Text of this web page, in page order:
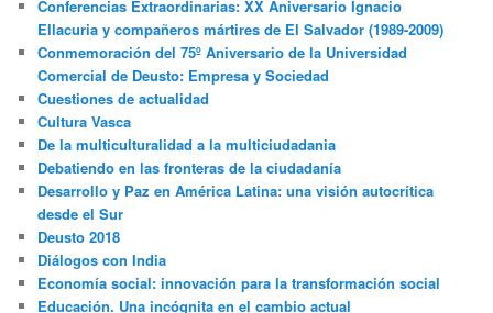
Conferencias Extraordinarias: XX Aniversario Ignacio
Ellacuria y compañeros mártires de El Salvador (1989-2009)
Conmemoración del 75º Aniversario de la Universidad
Comercial de Deusto: Empresa y Sociedad
Cuestiones de actualidad
Cultura Vasca
De la multiculturalidad a la multiciudadania
Debatiendo en las fronteras de la ciudadanía
Desarrollo y Paz en América Latina: una visión autocrítica
desde el Sur
Deusto 2018
Diálogos con India
Economía social: innovación para la transformación social
Educación. Una incógnita en el cambio actual